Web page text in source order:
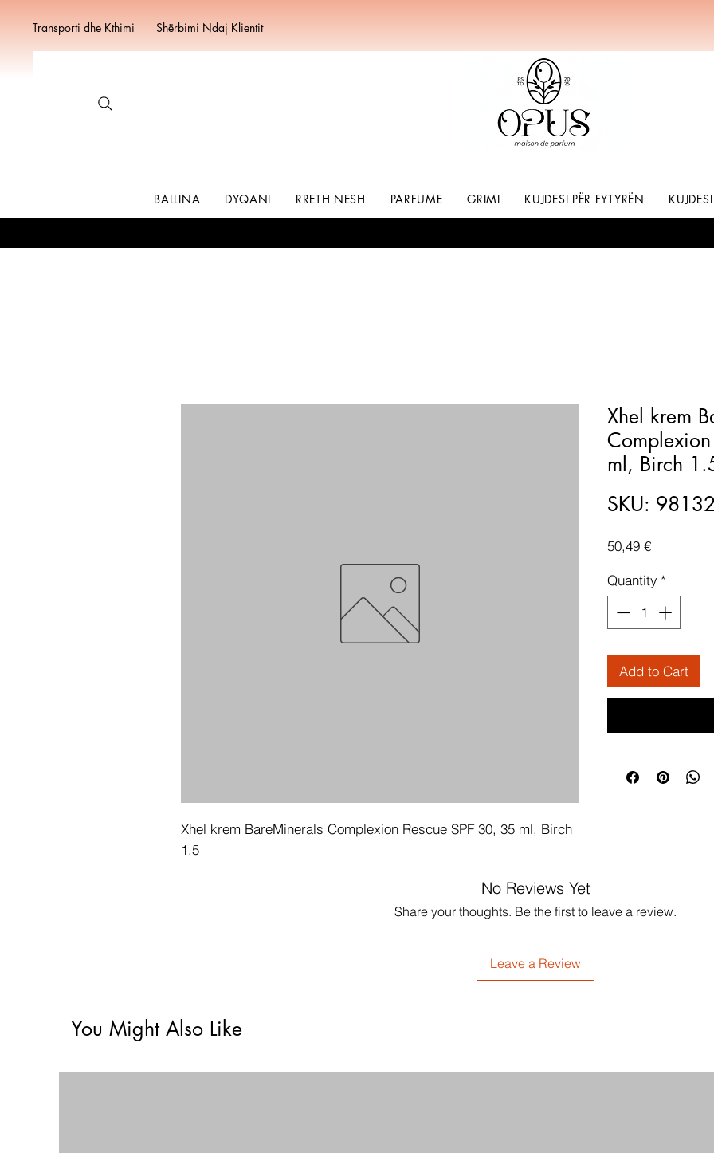
Transporti dhe Kthimi Shërbimi Ndaj Klientit
BALLINA DYQANI RRETH NESH PARFUME GRIMI KUJDESI PËR FYTYRËN
Xhel krem BareMinerals Complexion Rescue SPF 30, 35 ml, Birch
1.5
Xhel krem
ml, Birch
SKU:
50,49 €Price
Quantity *
Add to Cart
No Reviews Yet
Share your thoughts. Be the first to leave a review.
Leave a Review
You Might Also Like